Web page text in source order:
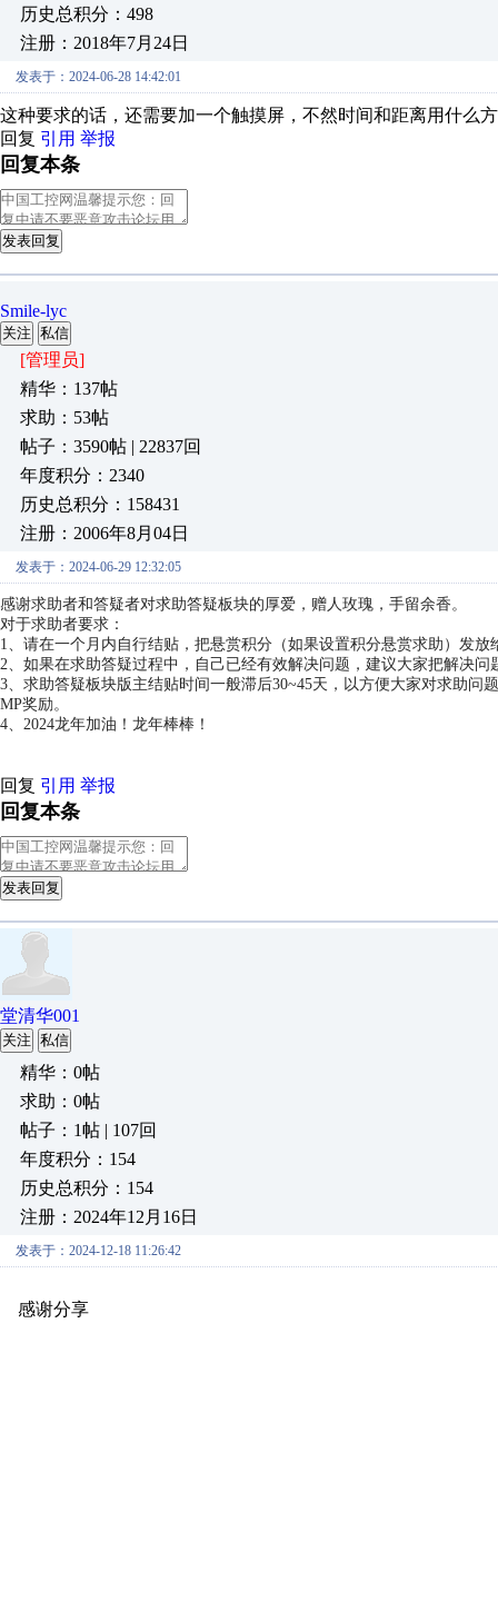
历史总积分：498
注册：2018年7月24日
发表于：2024-06-28 14:42:01
这种要求的话，还需要加一个触摸屏，不然时间和距离用什么
回复 引用 举报
回复本条
发表回复
Smile-lyc
关注 私信
[管理员]
精华：137帖
求助：53帖
帖子：3590帖 | 22837回
年度积分：2340
历史总积分：158431
注册：2006年8月04日
发表于：2024-06-29 12:32:05
感谢求助者和答疑者对求助答疑板块的厚爱，赠人玫瑰，手留余香。
对于求助者要求：
1、请在一个月内自行结贴，把悬赏积分（如果设置积分悬赏求助）发放
2、如果在求助答疑过程中，自己已经有效解决问题，建议大家把解决
3、求助答疑板块版主结贴时间一般滞后30~45天，以方便大家对求助
MP奖励。
4、2024龙年加油！龙年棒棒！
回复 引用 举报
回复本条
发表回复
堂清华001
关注 私信
精华：0帖
求助：0帖
帖子：1帖 | 107回
年度积分：154
历史总积分：154
注册：2024年12月16日
发表于：2024-12-18 11:26:42
感谢分享